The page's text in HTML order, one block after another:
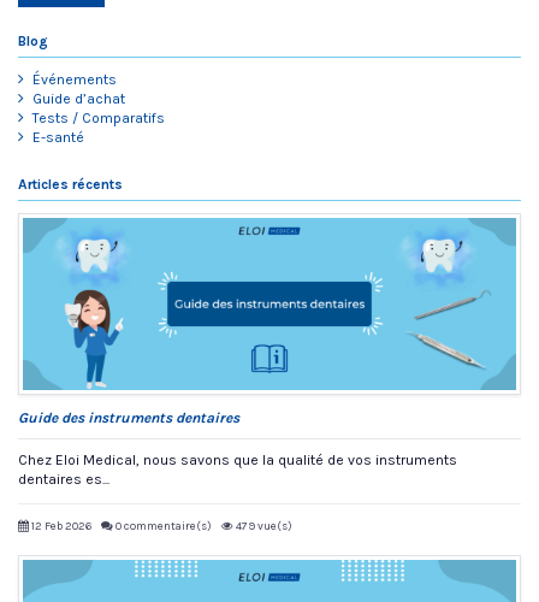
Blog
Événements
Guide d’achat
Tests / Comparatifs
E-santé
Articles récents
Guide des instruments dentaires
Chez Eloi Medical, nous savons que la qualité de vos instruments
dentaires es...
12 Feb 2026 0 commentaire(s) 479 vue(s)